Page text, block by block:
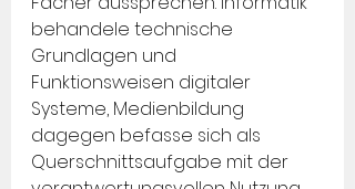
behandele technische
Grundlagen und
Funktionsweisen digitaler
Systeme, Medienbildung
dagegen befasse sich als
Querschnittsaufgabe mit der